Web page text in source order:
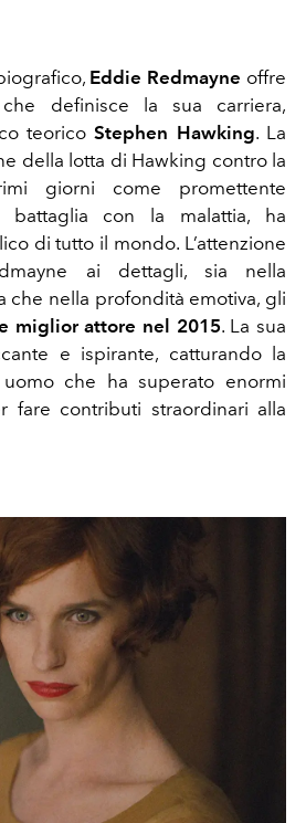
Eddie Redmayne offre
definisce la sua carriera,
teoricoStephen Hawking. La
della lotta di Hawking contro la
giorni come promettente
battaglia con la malattia, ha
di tutto il mondo. L’attenzione
ai dettagli, sia nella
che nella profondità emotiva, gli
miglior attore nel 2015. La sua
e ispirante, catturando la
che ha superato enormi
fare contributi straordinari alla